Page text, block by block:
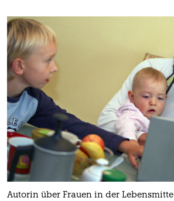
Autorin über Frauen in der Lebensmitte